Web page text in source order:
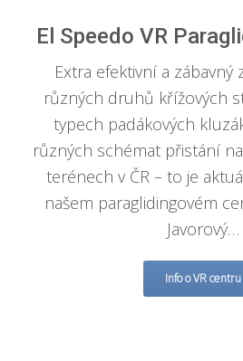
El Speedo VR
Extra efektivní a zábavný
různých druhů křížových
typech padákových
různých schémat přistání
terénech v ČR – to je
našem paraglidingovém
Javorový…
Info o VR centru